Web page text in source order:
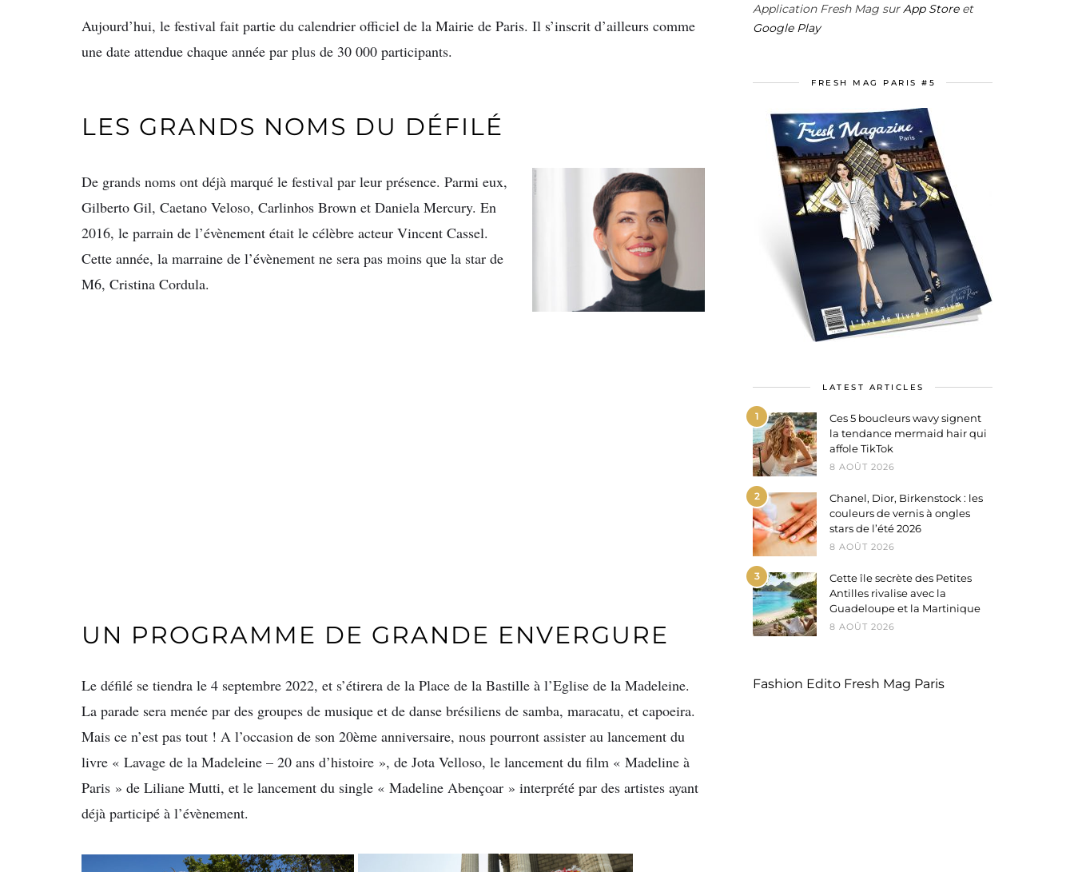
Aujourd’hui, le festival fait partie du calendrier officiel de la Mairie de Paris. Il s’inscrit d’ailleurs comme
une date attendue chaque année par plus de 30 000 participants.
LES GRANDS NOMS DU DÉFILÉ
De grands noms ont déjà marqué le festival par leur présence. Parmi eux,
Gilberto Gil, Caetano Veloso, Carlinhos Brown et Daniela Mercury. En
2016, le parrain de l’évènement était le célèbre acteur Vincent Cassel.
Cette année, la marraine de l’évènement ne sera pas moins que la star de
M6, Cristina Cordula.
UN PROGRAMME DE GRANDE ENVERGURE
Le défilé se tiendra le 4 septembre 2022, et s’étirera de la Place de la Bastille à l’Eglise de la Madeleine.
La parade sera menée par des groupes de musique et de danse brésiliens de samba, maracatu, et capoeira.
Mais ce n’est pas tout ! A l’occasion de son 20ème anniversaire, nous pourront assister au lancement du
livre « Lavage de la Madeleine – 20 ans d’histoire », de Jota Velloso, le lancement du film « Madeline à
Paris » de Liliane Mutti, et le lancement du single « Madeline Abençoar » interprété par des artistes ayant
déjà participé à l’évènement.
Application Fresh Mag surApp Storeet
Google Play
FRESH MAG PARIS #5
LATEST ARTICLES
1
Ces 5 boucleurs wavy signent
la tendance mermaid hair qui
affole TikTok
8 AOÛT 2026
2
Chanel, Dior, Birkenstock : les
couleurs de vernis à ongles
stars de l’été 2026
8 AOÛT 2026
3
Cette île secrète des Petites
Antilles rivalise avec la
Guadeloupe et la Martinique
8 AOÛT 2026
Fashion Edito Fresh Mag Paris